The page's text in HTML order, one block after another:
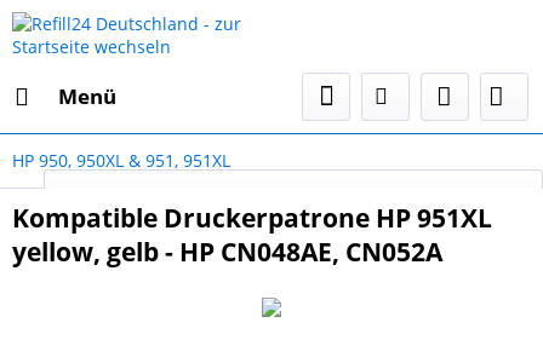
Menü
HP 950, 950XL & 951, 951XL
Kompatible Druckerpatrone HP 951XL
yellow, gelb - HP CN048AE, CN052A